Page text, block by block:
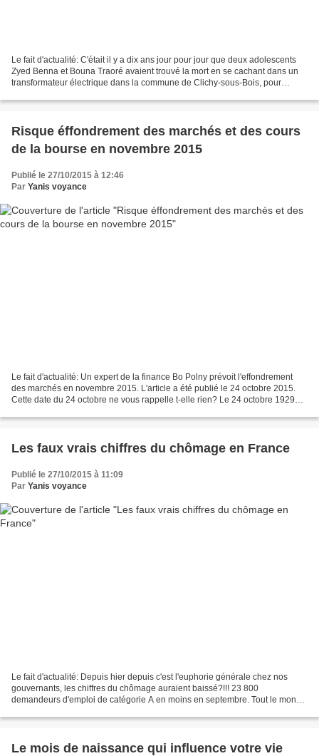
Le fait d'actualité: C'était il y a dix ans jour pour jour que deux adolescents
Zyed Benna et Bouna Traoré avaient trouvé la mort en se cachant dans un
transformateur électrique dans la commune de Clichy-sous-Bois, pour
Risque éffondrement des marchés et des cours
de la bourse en novembre 2015
Publié le 27/10/2015 à 12:46
Par Yanis voyance
Le fait d'actualité: Un expert de la finance Bo Polny prévoit l'effondrement
des marchés en novembre 2015. L'article a été publié le 24 octobre 2015.
Cette date du 24 octobre ne vous rappelle t-elle rien? Le 24 octobre 1929
Les faux vrais chiffres du chômage en France
Publié le 27/10/2015 à 11:09
Par Yanis voyance
Le fait d'actualité: Depuis hier depuis c'est l'euphorie générale chez nos
gouvernants, les chiffres du chômage auraient baissé?!!! 23 800
demandeurs d'emploi de catégorie A en moins en septembre. Tout le monde
Le mois de naissance qui influence votre vie